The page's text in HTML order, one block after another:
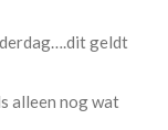
geldt
alleen nog wat